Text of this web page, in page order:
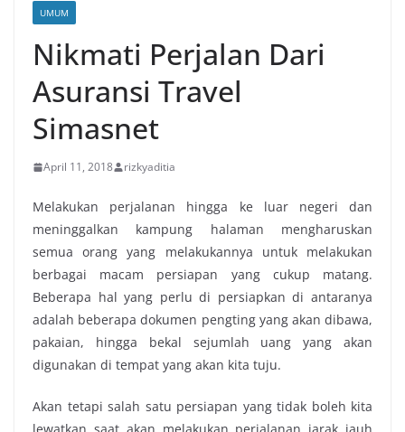
UMUM
Nikmati Perjalan Dari
Asuransi Travel
Simasnet
April 11, 2018 rizkyaditia
Melakukan perjalanan hingga ke luar negeri dan
meninggalkan kampung halaman mengharuskan
semua orang yang melakukannya untuk melakukan
berbagai macam persiapan yang cukup matang.
Beberapa hal yang perlu di persiapkan di antaranya
adalah beberapa dokumen pengting yang akan dibawa,
pakaian, hingga bekal sejumlah uang yang akan
digunakan di tempat yang akan kita tuju.
Akan tetapi salah satu persiapan yang tidak boleh kita